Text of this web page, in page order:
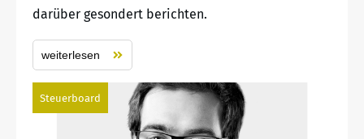
darüber gesondert berichten.
weiterlesen
Steuerboard